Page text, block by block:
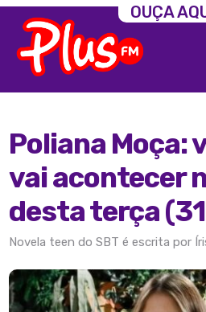
Poliana Moça:
vai acontecer
desta terça
Novela teen do SBT é escrita por
OUÇA